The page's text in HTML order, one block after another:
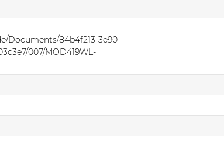
Documents/84b4f213-3e90-
007/MOD419WL-